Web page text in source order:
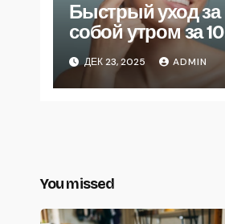
Быстрый уход за
собой утром за 10
минут
ДЕК 23, 2025 ADMIN
You missed